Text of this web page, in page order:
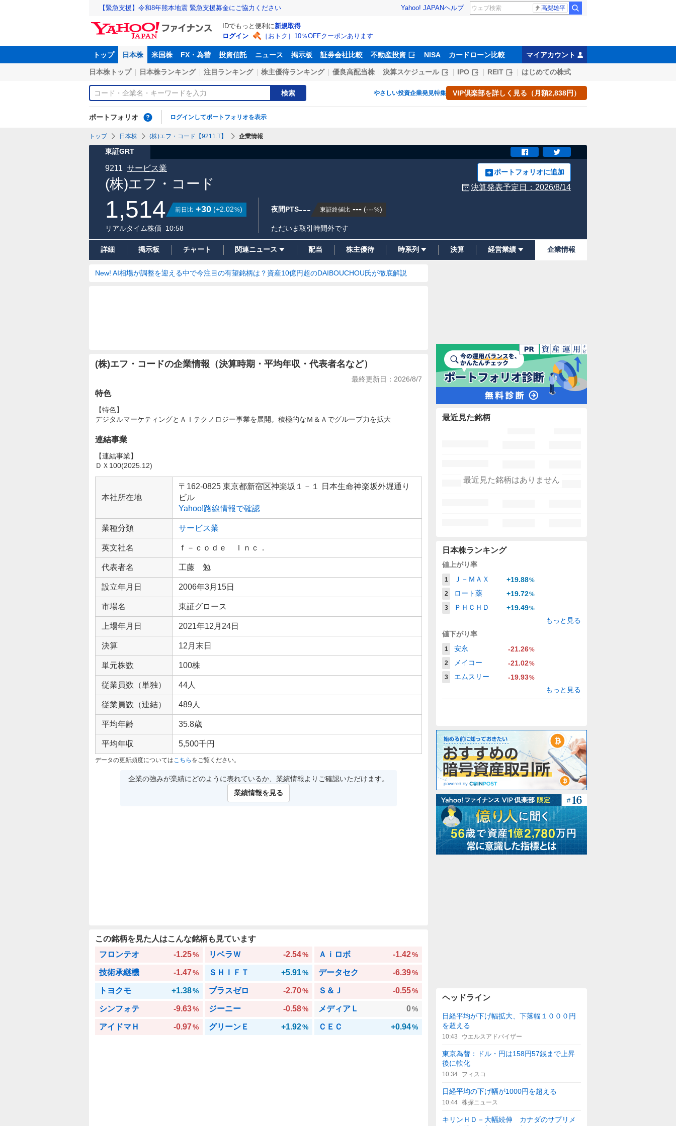
【緊急支援】令和8年熊本地震 緊急支援募金にご協力ください Yahoo! JAPANヘルプ 高梨雄平
IDでもっと便利に新規取得
ログイン
［おトク］10％OFFクーポンあります
トップ 日本株 米国株 FX・為替 投資信託 ニュース 掲示板 証券会社比較 不動産投資 NISA カードローン比較 マイアカウント
日本株トップ 日本株ランキング 注目ランキング 株主優待ランキング 優良高配当株 決算スケジュール IPO REIT はじめての株式
検索 やさしい投資企業発見特集 VIP倶楽部を詳しく見る（月額2,838円）
ポートフォリオ ログインしてポートフォリオを表示
トップ 日本株 (株)エフ・コード【9211.T】 企業情報
東証GRT
(株)エフ・コード
9211 サービス業 ポートフォリオに追加
決算発表予定日： 2026/8/14
1,514 前日比 +30 (+2.02%)
リアルタイム株価 10:58
夜間PTS--- 東証終値比 --- (---%)
ただいま取引時間外です
詳細 掲示板 チャート 関連ニュース 配当 株主優待 時系列 決算 経営業績 企業情報
New! AI相場が調整を迎える中で今注目の有望銘柄は？資産10億円超のDAIBOUCHOU氏が徹底解説
(株)エフ・コードの企業情報（決算時期・平均年収・代表者名など）
最終更新日： 2026/8/7
特色
【特色】
デジタルマーケティングとＡＩテクノロジー事業を展開。積極的なＭ＆Ａでグループ力を拡大
連結事業
【連結事業】
ＤＸ100(2025.12)
企
情本社所在地
〒162-0825 東京都新宿区神楽坂１－１ 日本生命神楽坂外堀通り
ビル
Yahoo!路線情報で確認
業種分類 サービス業
英文社名 ｆ－ｃｏｄｅ Ｉｎｃ．
代表者名 工藤 勉
設立年月日 2006年3月15日
市場名 東証グロース
上場年月日 2021年12月24日
決算 12月末日
単元株数 100株
従業員数（単独） 44人
従業員数（連結） 489人
平均年齢 35.8歳
平均年収 5,500千円
データの更新頻度については こちら をご覧ください。
企業の強みが業績にどのように表れているか、業績情報よりご確認いただけます。
業績情報を見る
この銘柄を見た人はこんな銘柄も見ています
フロンテオ
-1.25% リベラＷ -2.54% Ａｉロボ -1.42%
技術承継機 -1.47% ＳＨＩＦＴ +5.91% データセク -6.39%
トヨクモ +1.38% プラスゼロ -2.70% Ｓ＆Ｊ -0.55%
シンフォテ -9.63% ジーニー -0.58% メディアＬ 0%
アイドマＨ -0.97% グリーンＥ +1.92% ＣＥＣ +0.94%
最近見た銘柄
最近見た銘柄はありません
日本株ランキング
値上がり率
1 Ｊ－ＭＡＸ +19.88%
2
ロート薬 +19.72%
3
ＰＨＣＨＤ +19.49%
もっと見る
値下がり率
1 安永 -21.26%
2
メイコー -21.02%
3
エムスリー -19.93%
もっと見る
ヘッドライン
日経平均が下げ幅拡大、下落幅１０００円
を超える
10:43 ウエルスアドバイザー
東京為替：ドル・円は158円57銭まで上昇
後に軟化
10:34 フィスコ
日経平均の下げ幅が1000円を超える
10:44 株探ニュース
キリンＨＤ－大幅続伸 カナダのサプリメ